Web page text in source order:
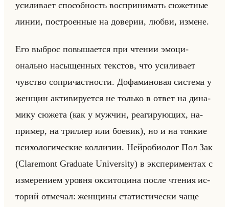
уси­ли­ва­ет спо­соб­ность вос­при­ни­мать сю­жет­ные
линии, по­стро­ен­ные на до­ве­рии, любви, из­мене.
Его вы­брос по­вы­ша­ет­ся при чте­нии эмо­ци­
онально на­сы­щен­ных тек­стов, что уси­ли­ва­ет
чув­ство со­при­част­но­сти. До­фа­ми­но­вая си­сте­ма у
жен­щин ак­ти­ви­ру­ет­ся не только в ответ на ди­на­
ми­ку сю­же­та (как у муж­чин, ре­аги­ру­ющих, на­
при­мер, на трил­лер или бо­евик), но и на тон­кие
пси­хо­ло­ги­че­ские кол­ли­зии. Нейро­био­лог Пол Зак
(Claremont Graduate University) в экс­пе­ри­мен­тах с
из­ме­ре­ни­ем уров­ня ок­си­то­ци­на после чте­ния ис­
то­рий от­ме­чал: жен­щи­ны ста­ти­сти­че­ски чаще